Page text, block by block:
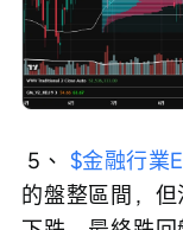
5、 $金融行業
的盤整區間，